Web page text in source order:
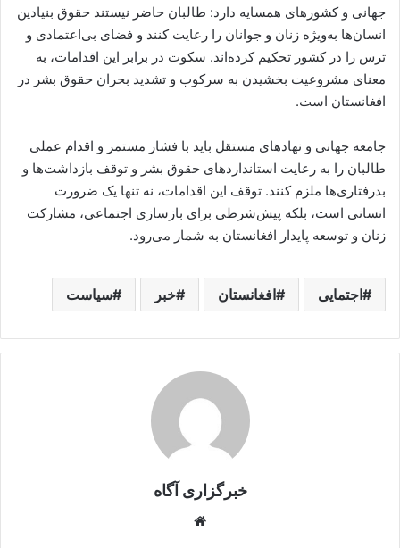
جهانی و کشورهای همسایه دارد: طالبان حاضر نیستند حقوق بنیادین
انسان‌ها به‌ویژه زنان و جوانان را رعایت کنند و فضای بی‌اعتمادی و
ترس را در کشور تحکیم کرده‌اند. سکوت در برابر این اقدامات، به
معنای مشروعیت بخشیدن به سرکوب و تشدید بحران حقوق بشر در
افغانستان است.
جامعه جهانی و نهادهای مستقل باید با فشار مستمر و اقدام عملی
طالبان را به رعایت استانداردهای حقوق بشر و توقف بازداشت‌ها و
بدرفتاری‌ها ملزم کنند. توقف این اقدامات، نه تنها یک ضرورت
انسانی است، بلکه پیش‌شرطی برای بازسازی اجتماعی، مشارکت
زنان و توسعه پایدار افغانستان به شمار می‌رود.
اجتمایی افغانستان خبر سیاست
خبرگزاری آگاه